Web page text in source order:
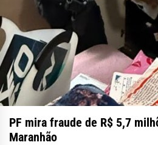
PF mira fraude de R$ 5,7
Maranhão